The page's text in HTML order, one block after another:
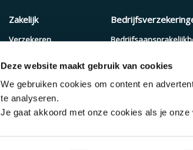
Deze website maakt gebruik van cookies
We gebruiken cookies om content en
te analyseren.
Je gaat akkoord met onze cookies als je onze
Zakelijk
Verzekeren
Offerte aanvragen
Pensioenregeling
Verzuimaanpak
Zakelijke
Cyberverzekering